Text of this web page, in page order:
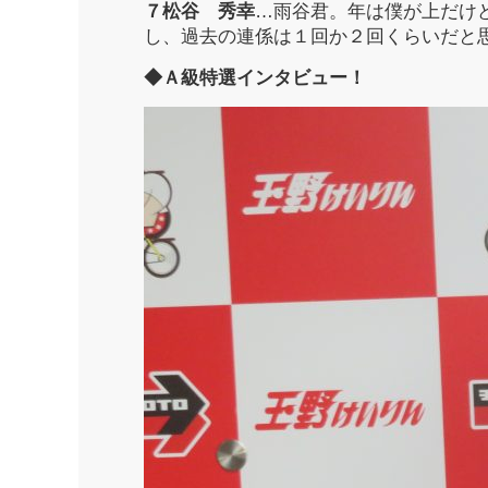
７松谷 秀幸…雨谷君。年は僕が上だけ
し、過去の連係は１回か２回くらいだと
◆Ａ級特選インタビュー！